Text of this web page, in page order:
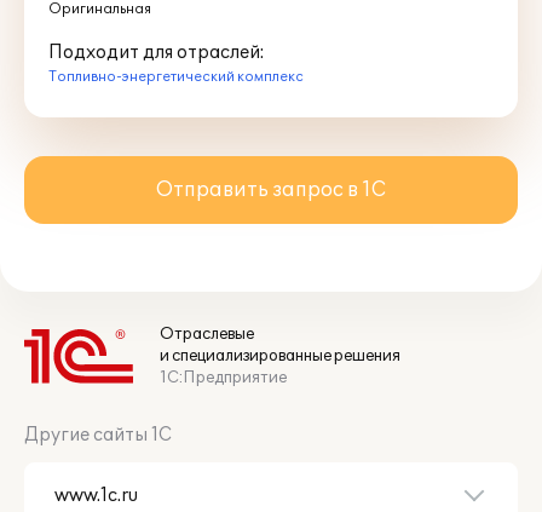
Оригинальная
Подходит для отраслей:
Топливно-энергетический комплекс
Отправить запрос в 1С
Отраслевые
и специализированные решения
1С:Предприятие
Другие сайты 1С